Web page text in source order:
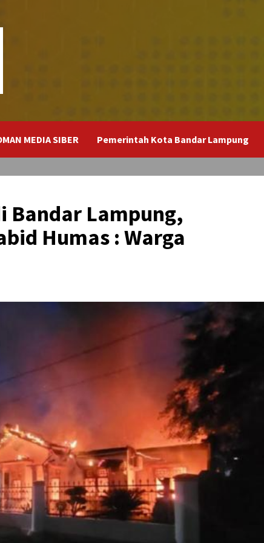
MEDIA SIBER Pemerintah Kota Bandar Lampung
Bandar Lampung,
Humas : Warga